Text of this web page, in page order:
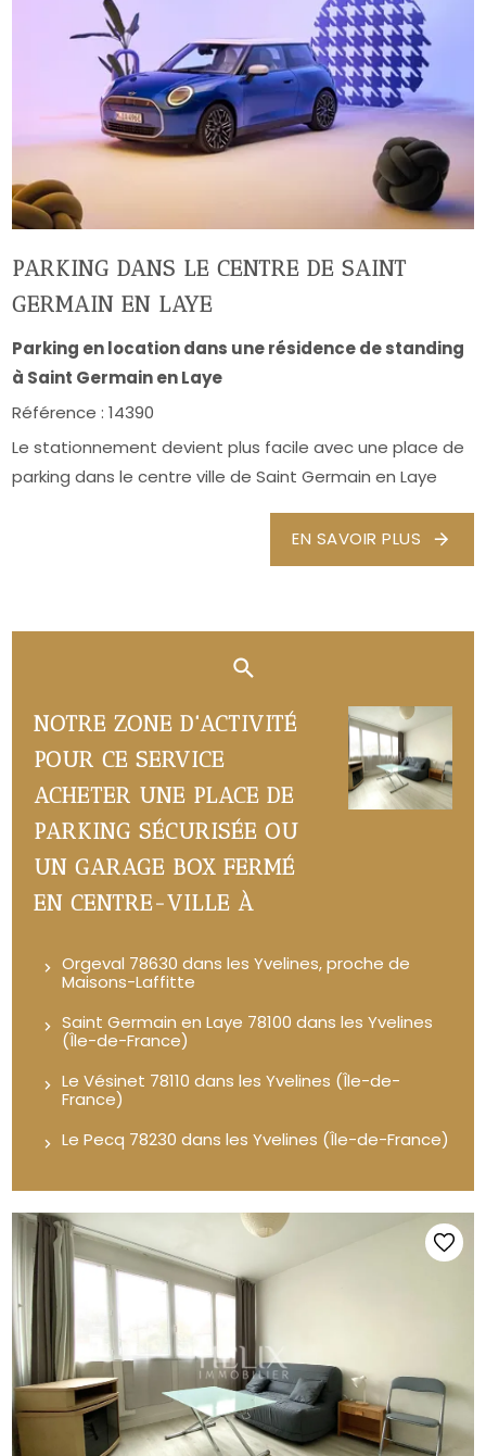
PARKING DANS LE CENTRE DE SAINT
GERMAIN EN LAYE
Parking en location dans une résidence de standing
à Saint Germain en Laye
Référence :14390
Le stationnement devient plus facile avec une place de
parking dans le centre ville de Saint Germain en Laye
EN SAVOIR PLUS
NOTRE ZONE D'ACTIVITÉ
POUR CE SERVICE
ACHETER UNE PLACE DE
PARKING SÉCURISÉE OU
UN GARAGE BOX FERMÉ
EN CENTRE-VILLE À
Orgeval 78630 dans les Yvelines, proche de
Maisons-Laffitte
Saint Germain en Laye 78100 dans les Yvelines
(Île-de-France)
Le Vésinet 78110 dans les Yvelines (Île-de-
France)
Le Pecq 78230 dans les Yvelines (Île-de-France)